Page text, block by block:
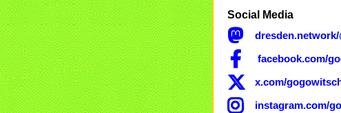
Social Media

 facebook.com/
 x.com/
 instagram.com/